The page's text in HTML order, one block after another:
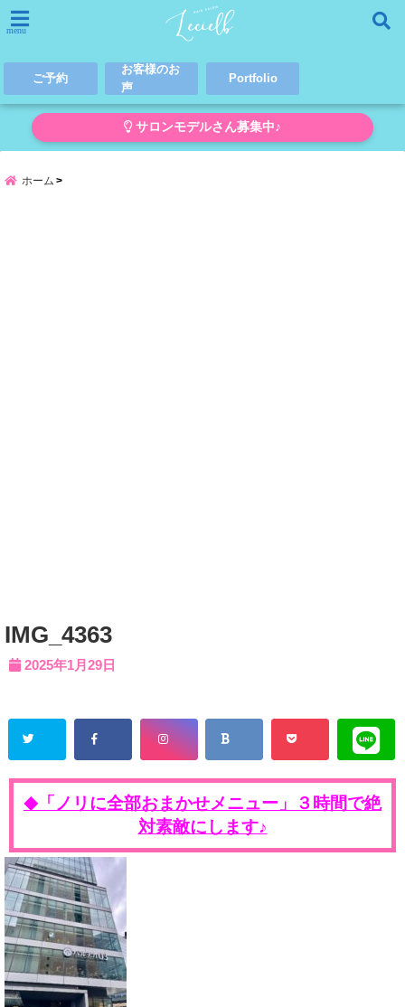
menu
ご予約
お客様のお
声
Portfolio
サロンモデルさん募集中♪
ホーム
IMG_4363
2025年1月29日
◆
「ノリに全部おまかせメニュー」３時間で絶
対素敵にします♪